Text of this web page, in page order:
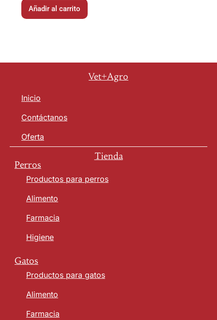
Añadir al carrito
Vet+Agro
Inicio
Contáctanos
Oferta
Tienda
Perros
Productos para perros
Alimento
Farmacia
Higiene
Gatos
Productos para gatos
Alimento
Farmacia